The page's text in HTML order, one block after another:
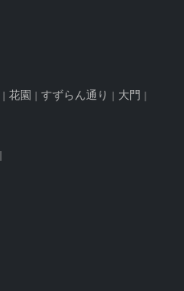
花園 すずらん通り
大門